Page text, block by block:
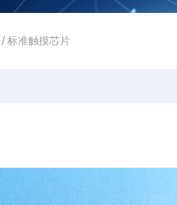
/ 标准触摸芯片